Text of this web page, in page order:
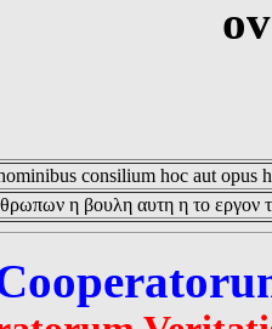
consilium hoc aut opus
η βουλη αυτη η το εργον